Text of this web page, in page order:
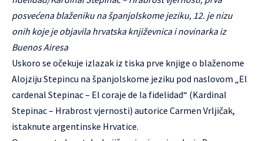
posvećena blaženiku na španjolskome jeziku, 12. je nizu
onih koje je objavila hrvatska književnica i novinarka iz
Buenos Airesa
Uskoro se očekuje izlazak iz tiska prve knjige o blaženome
Alojziju Stepincu na španjolskome jeziku pod naslovom „El
cardenal Stepinac – El coraje de la fidelidad“ (Kardinal
Stepinac – Hrabrost vjernosti) autorice Carmen Vrljičak,
istaknute argentinske Hrvatice.